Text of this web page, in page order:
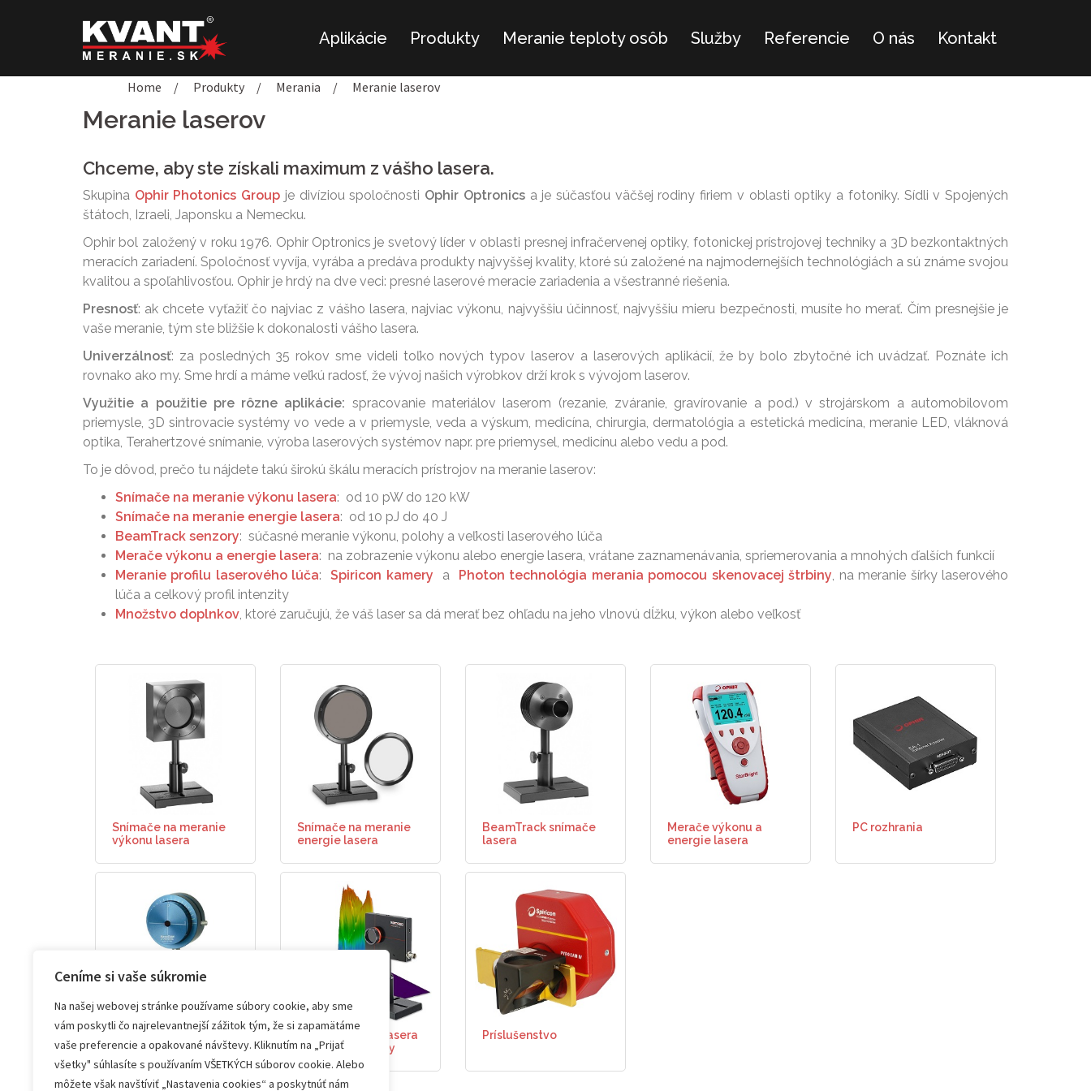
Ceníme si vaše súkromie
Na našej webovej stránke používame súbory cookie, aby sme
vám poskytli čo najrelevantnejší zážitok tým, že si zapamätáme
vaše preferencie a opakované návštevy. Kliknutím na „Prijať
všetky" súhlasíte s používaním VŠETKÝCH súborov cookie. Alebo
môžete však navštíviť „Nastavenia cookies“ a poskytnúť nám
Aplikácie Produkty Meranie teploty osôb Služby Referencie O nás Kontakt
Home / Produkty / Merania / Meranie laserov
Meranie laserov
Chceme, aby ste získali maximum z vášho lasera.
Skupina Ophir Photonics Group je divíziou spoločnosti Ophir Optronicsa je súčasťou väčšej rodiny firiem v oblasti optiky a fotoniky. Sídli v Spojených
štátoch, Izraeli, Japonsku a Nemecku.
Ophir bol založený v roku 1976. Ophir Optronics je svetový líder v oblasti presnej infračervenej optiky, fotonickej prístrojovej techniky a 3D bezkontaktných
meracích zariadení. Spoločnosť vyvíja, vyrába a predáva produkty najvyššej kvality, ktoré sú založené na najmodernejších technológiách a sú známe svojou
kvalitou a spoľahlivosťou. Ophir je hrdý na dve veci: presné laserové meracie zariadenia a všestranné riešenia.
Presnosť: ak chcete vyťažiť čo najviac z vášho lasera, najviac výkonu, najvyššiu účinnosť, najvyššiu mieru bezpečnosti, musíte ho merať. Čím presnejšie je
vaše meranie, tým ste bližšie k dokonalosti vášho lasera.
Univerzálnosť: za posledných 35 rokov sme videli toľko nových typov laserov a laserových aplikácií, že by bolo zbytočné ich uvádzať. Poznáte ich
rovnako ako my. Sme hrdí a máme veľkú radosť, že vývoj našich výrobkov drží krok s vývojom laserov.
Využitie a použitie pre rôzne aplikácie: spracovanie materiálov laserom (rezanie, zváranie, gravírovanie a pod.) v strojárskom a automobilovom
priemysle, 3D sintrovacie systémy vo vede a v priemysle, veda a výskum, medicína, chirurgia, dermatológia a estetická medicína, meranie LED, vláknová
optika, Terahertzové snímanie, výroba laserových systémov napr. pre priemysel, medicínu alebo vedu a pod.
To je dôvod, prečo tu nájdete takú širokú škálu meracích prístrojov na meranie laserov:
Snímače na meranie výkonu lasera: od 10 pW do 120 kW
Snímače na meranie energie lasera: od 10 pJ do 40 J
BeamTrack senzory: súčasné meranie výkonu, polohy a veľkosti laserového lúča
Merače výkonu a energie lasera: na zobrazenie výkonu alebo energie lasera, vrátane zaznamenávania, spriemerovania a mnohých ďalších funkcií
Meranie profilu laserového lúča:Spiricon kamery a Photon technológia merania pomocou skenovacej štrbiny, na meranie šírky laserového
lúča a celkový profil intenzity
Množstvo doplnkov, ktoré zaručujú, že váš laser sa dá merať bez ohľadu na jeho vlnovú dĺžku, výkon alebo veľkosť
Snímače na meranie
výkonu lasera
Snímače na meranie
energie lasera
BeamTrack snímače
lasera
Merače výkonu a
energie lasera
PC rozhrania
Meranie profilu lasera
skenovacou štrbinou
Meranie profilu lasera
pomocou kamery
Príslušenstvo